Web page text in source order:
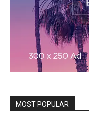
MOST POPULAR